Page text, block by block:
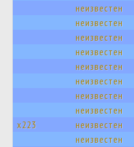
неизвестен
неизвестен
неизвестен
неизвестен
неизвестен
неизвестен
неизвестен
неизвестен
х223 неизвестен
неизвестен